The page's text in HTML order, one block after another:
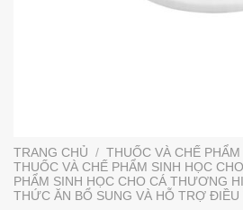
TRANG CHỦ / THUỐC VÀ CHẾ
THUỐC VÀ CHẾ PHẨM SINH HỌC
PHẨM SINH HỌC CHO CÁ THƯƠNG
THỨC ĂN BỔ SUNG VÀ HỖ TRỢ ĐIỀU